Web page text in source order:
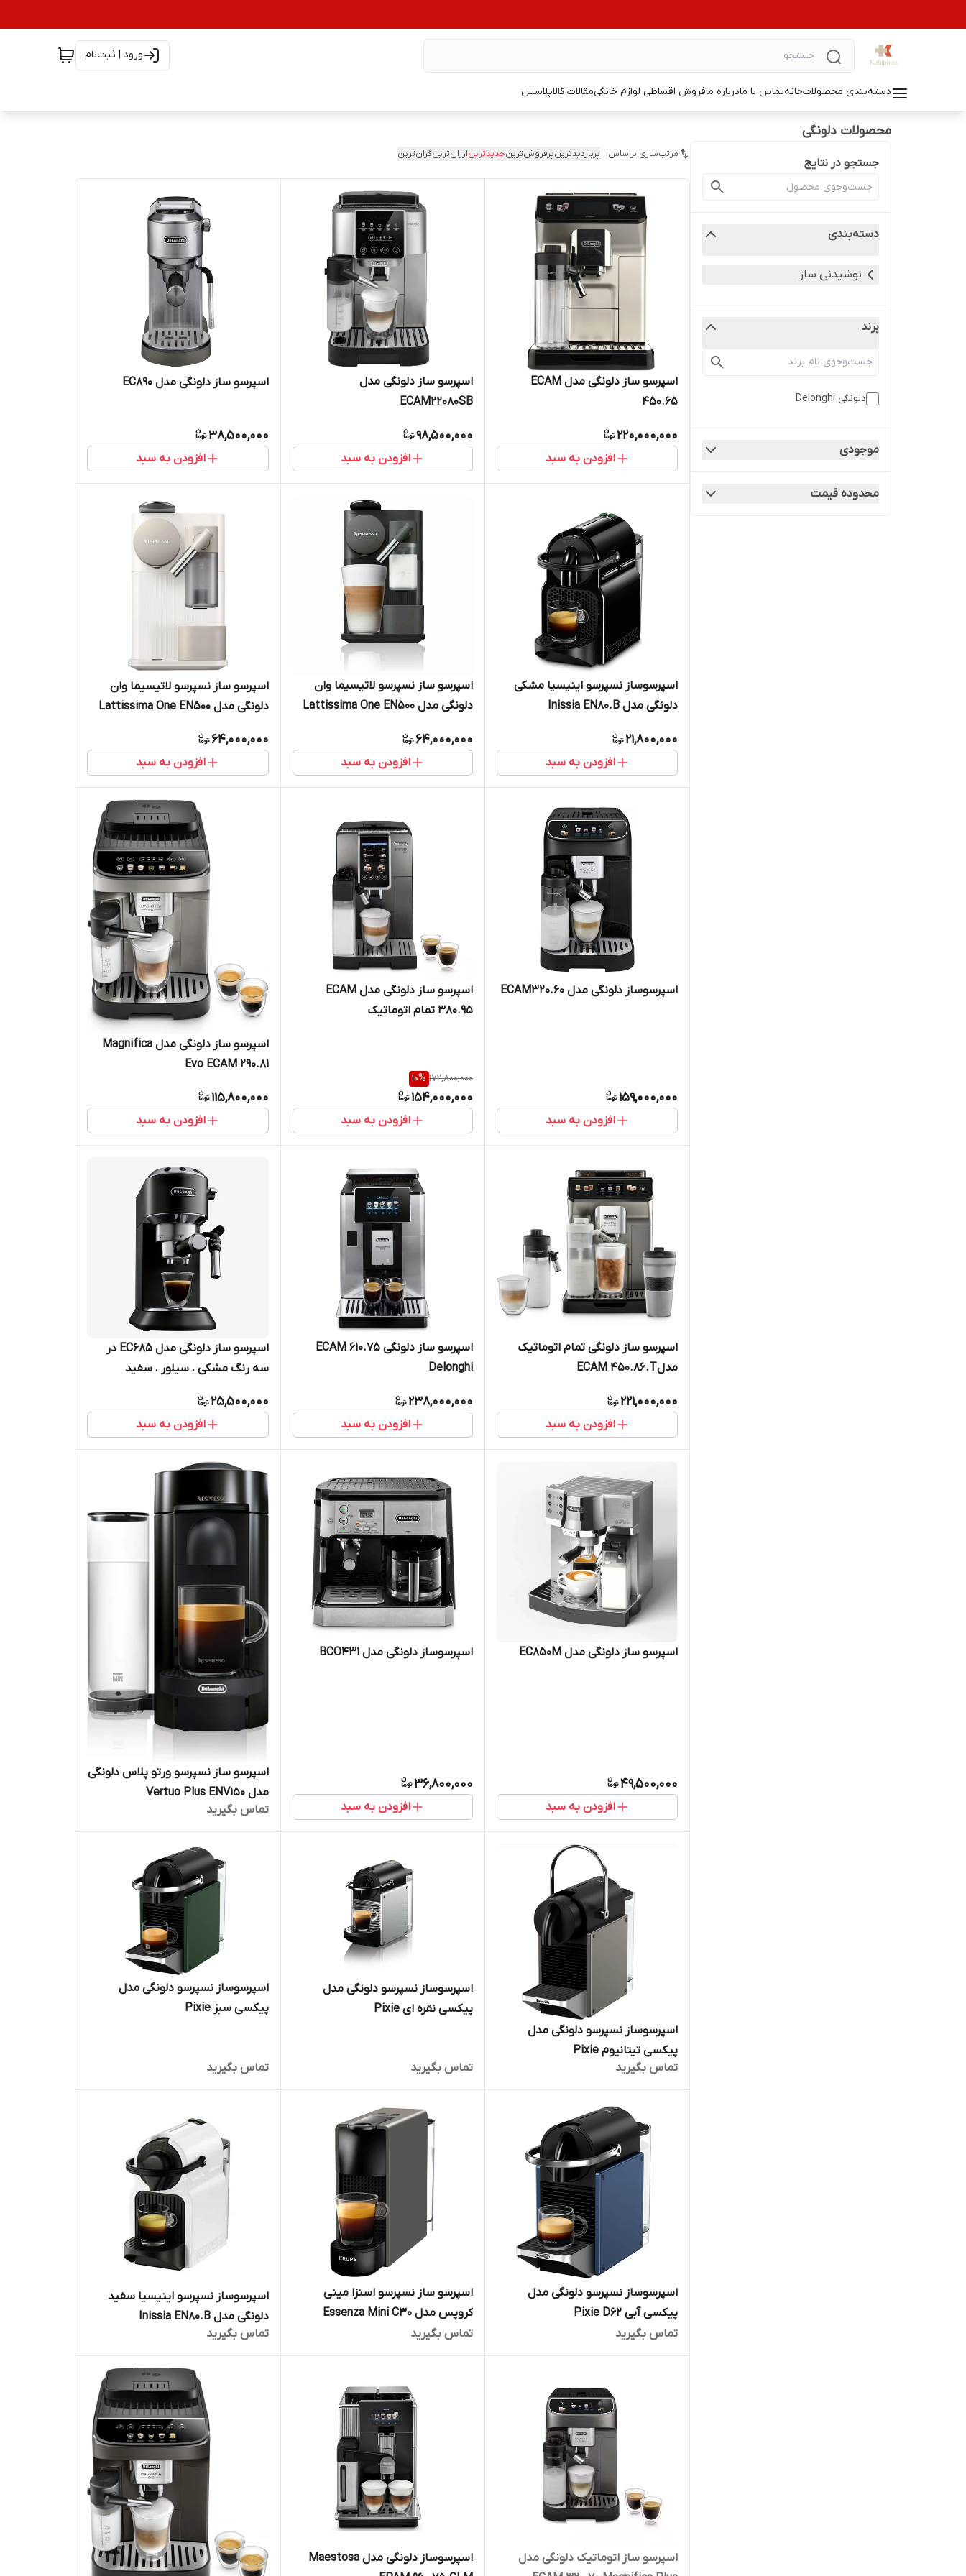
ورود | ثبت‌نام
دسته‌بندی محصولاتخانهتماس با مادرباره مافروش اقساطی لوازم خانگیمقالات کالاپلاسس
محصولات دلونگی
جستجو در نتایج
دسته‌بندی
نوشیدنی ساز
برند
دلونگی Delonghi
موجودی
محدوده قیمت
مرتب‌سازی براساس: پربازدیدترینپرفروش‌ترینجدیدترینارزان‌ترینگران‌ترین
اسپرسو ساز دلونگی مدل ECAM
450.65
220,000,000
افزودن به سبد
اسپرسو ساز دلونگی مدل
ECAM22080SB
98,500,000
افزودن به سبد
اسپرسو ساز دلونگی مدل EC890
38,500,000
افزودن به سبد
اسپرسوساز نسپرسو اینیسیا مشکی
دلونگی مدل Inissia EN80.B
21,800,000
افزودن به سبد
اسپرسو ساز نسپرسو لاتیسیما وان
دلونگی مدل Lattissima One EN500
64,000,000
افزودن به سبد
اسپرسو ساز نسپرسو لاتیسیما وان
دلونگی مدل Lattissima One EN500
64,000,000
افزودن به سبد
اسپرسوساز دلونگی مدل ECAM320.60
159,000,000
افزودن به سبد
اسپرسو ساز دلونگی مدل ECAM
380.95 تمام اتوماتیک
172,800,000
10%
154,000,000
افزودن به سبد
اسپرسو ساز دلونگی مدل Magnifica
Evo ECAM 290.81
115,800,000
افزودن به سبد
اسپرسو ساز دلونگی تمام اتوماتیک
مدلECAM 450.86.T
221,000,000
افزودن به سبد
اسپرسو ساز دلونگی ECAM 610.75
Delonghi
238,000,000
افزودن به سبد
اسپرسو ساز دلونگی مدل EC685 در
سه رنگ مشکی ، سیلور ، سفید
25,500,000
افزودن به سبد
اسپرسو ساز دلونگی مدل EC850M
49,500,000
افزودن به سبد
اسپرسوساز دلونگی مدل BCO431
36,800,000
افزودن به سبد
اسپرسو ساز نسپرسو ورتو پلاس دلونگی
مدل Vertuo Plus ENV150
تماس بگیرید
اسپرسوساز نسپرسو دلونگی مدل
پیکسی تیتانیوم Pixie
تماس بگیرید
اسپرسوساز نسپرسو دلونگی مدل
پیکسی نقره ای Pixie
تماس بگیرید
اسپرسوساز نسپرسو دلونگی مدل
پیکسی سبز Pixie
تماس بگیرید
اسپرسوساز نسپرسو دلونگی مدل
پیکسی آبی Pixie D62
تماس بگیرید
اسپرسو ساز نسپرسو اسنزا مینی
کروپس مدل Essenza Mini C30
تماس بگیرید
اسپرسوساز نسپرسو اینیسیا سفید
دلونگی مدل Inissia EN80.B
تماس بگیرید
اسپرسو ساز اتوماتیک دلونگی مدل
اسپرسوساز دلونگی مدل Maestosa